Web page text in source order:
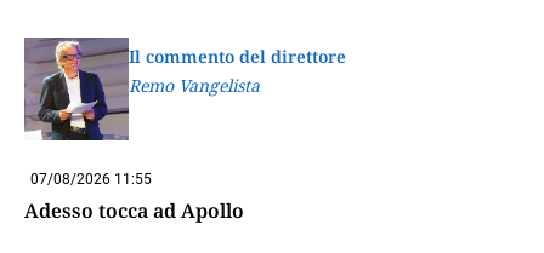
Il commento del direttore
Remo Vangelista
07/08/2026 11:55
Adesso tocca ad Apollo